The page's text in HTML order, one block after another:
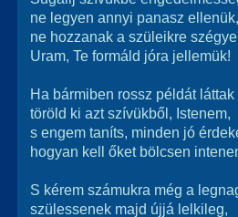
ne legyen annyi panasz ellenük,
ne hozzanak a szüleikre
Uram, Te formáld jóra jellemük!
Ha bármiben rossz példát láttak
töröld ki azt szívükből, Istenem,
s engem taníts, minden jó
hogyan kell őket bölcsen
S kérem számukra még a
szülessenek majd újjá lelkileg,